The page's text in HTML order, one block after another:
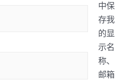
中保
存我
的显
示名
称、
邮箱